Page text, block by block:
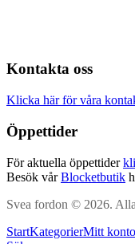
Kontakta oss
Klicka här för våra
Öppettider
För aktuella öppettider
Besök vårBlocketbutik
Svea fordon © 2026.
StartKategorierMitt konto